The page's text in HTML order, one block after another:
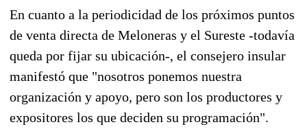
En cuanto a la periodicidad de los próximos puntos
de venta directa de Meloneras y el Sureste -todavía
queda por fijar su ubicación-, el consejero insular
manifestó que "nosotros ponemos nuestra
organización y apoyo, pero son los productores y
expositores los que deciden su programación".